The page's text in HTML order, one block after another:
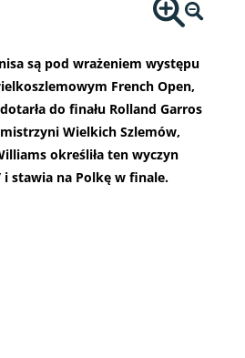
są pod wrażeniem występu
French Open,
do finału Rolland Garros
Wielkich Szlemów,
określiła ten wyczyn
i stawia na Polkę w finale.